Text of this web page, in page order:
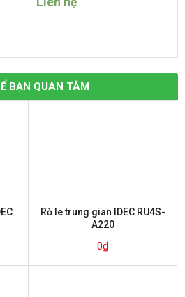
BẠN QUAN TÂM
Rờ le trung gian IDEC RU4S-
A220
0₫